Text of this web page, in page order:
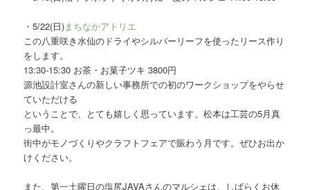
・5/22(日)まちなかアトリエ
この八重咲き水仙のドライやシルバーリーフを使ったリース作り
をします。
13:30-15:30 お茶・お菓子ツキ 3800円
源池設計室さんの新しい事務所での初のワークショップをやらせ
ていただける
ということで、とても嬉しく思っています。松本は工芸の5月真
っ最中。
街中がモノづくりやクラフトフェアで賑わう月です。ぜひお出か
けください。
また、第一土曜日の塩尻JAVAさんのマルシェは、しばらくお休